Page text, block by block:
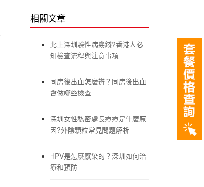
相關文章
北上深圳驗性病幾錢?香港人必
知檢查流程與注意事項
同房後出血怎麼辦？同房後出血
會做哪些檢查
深圳女性私密處長痘痘是什麼原
因?外陰顆粒常見問題解析
HPV是怎麼感染的？深圳如何治
療和預防